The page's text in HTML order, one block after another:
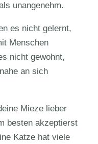
unangenehm.
es nicht gelernt,
Menschen
nicht gewohnt,
an sich
Mieze lieber
besten akzeptierst
Katze hat viele